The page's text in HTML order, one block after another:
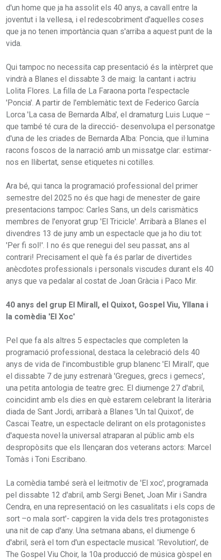
d'un home que ja ha assolit els 40 anys, a cavall entre la
joventut i la vellesa, i el redescobriment d'aquelles coses
que ja no tenen importància quan s'arriba a aquest punt de la
vida.
Qui tampoc no necessita cap presentació és la intèrpret que
vindrà a Blanes el dissabte 3 de maig: la cantant i actriu
Lolita Flores. La filla de La Faraona porta l'espectacle
'Poncia'. A partir de l'emblemàtic text de Federico García
Lorca 'La casa de Bernarda Alba', el dramaturg Luis Luque –
que també té cura de la direcció- desenvolupa el personatge
d'una de les criades de Bernarda Alba: Poncia, que il·lumina
racons foscos de la narració amb un missatge clar: estimar-
nos en llibertat, sense etiquetes ni cotilles.
Ara bé, qui tanca la programació professional del primer
semestre del 2025 no és que hagi de menester de gaire
presentacions tampoc: Carles Sans, un dels carismàtics
membres de l'enyorat grup 'El Tricicle'. Arribarà a Blanes el
divendres 13 de juny amb un espectacle que ja ho diu tot:
'Per fi sol!'. I no és que renegui del seu passat, ans al
contrari! Precisament el què fa és parlar de divertides
anècdotes professionals i personals viscudes durant els 40
anys que va pedalar al costat de Joan Gràcia i Paco Mir.
40 anys del grup El Mirall, el Quixot, Gospel Viu, Yllana i
la comèdia 'El Xoc'
Pel que fa als altres 5 espectacles que completen la
programació professional, destaca la celebració dels 40
anys de vida de l'incombustible grup blanenc 'El Mirall', que
el dissabte 7 de juny estrenarà 'Gregues, grecs i gemecs',
una petita antologia de teatre grec. El diumenge 27 d'abril,
coincidint amb els dies en què estarem celebrant la literària
diada de Sant Jordi, arribarà a Blanes 'Un tal Quixot', de
Cascai Teatre, un espectacle delirant on els protagonistes
d'aquesta novel·la universal atraparan al públic amb els
despropòsits que els llençaran dos veterans actors: Marcel
Tomàs i Toni Escribano.
La comèdia també serà el leitmotiv de 'El xoc', programada
pel dissabte 12 d'abril, amb Sergi Benet, Joan Mir i Sandra
Cendra, en una representació on les casualitats i els cops de
sort –o mala sort'- capgiren la vida dels tres protagonistes
una nit de cap d'any. Una setmana abans, el diumenge 6
d'abril, serà el torn d'un espectacle musical: 'Revolution', de
The Gospel Viu Choir, la 10a producció de música gòspel en